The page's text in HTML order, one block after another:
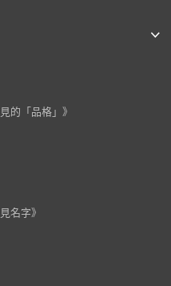
的「品格」》
名字》